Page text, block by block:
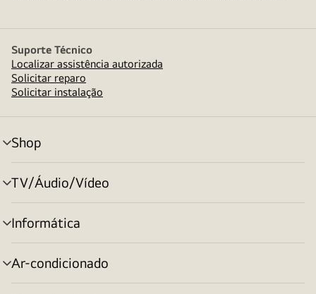
Suporte Técnico
Localizar assistência autorizada
Solicitar reparo
Solicitar instalação
Shop
alternar
menu
TV/Áudio/Vídeo
alternar
menu
Informática
alternar
menu
Ar-condicionado
alternar
menu